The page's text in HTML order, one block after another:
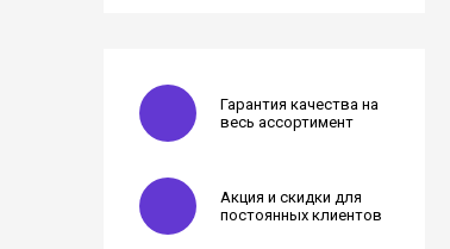
Гарантия качества на
весь ассортимент
Акция и скидки для
постоянных клиентов